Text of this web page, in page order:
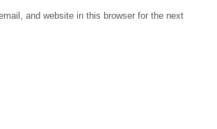
and website in this browser for the next